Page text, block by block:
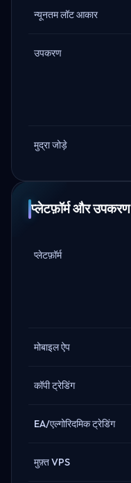
न्यूनतम लॉट आकार
उपकरण
मुद्रा जोड़े
प्लेटफ़ॉर्म और उपकरण
प्लेटफ़ॉर्म
मोबाइल ऐप
कॉपी ट्रेडिंग
EA/एल्गोरिदमिक ट्रेडिंग
मुफ़्त VPS